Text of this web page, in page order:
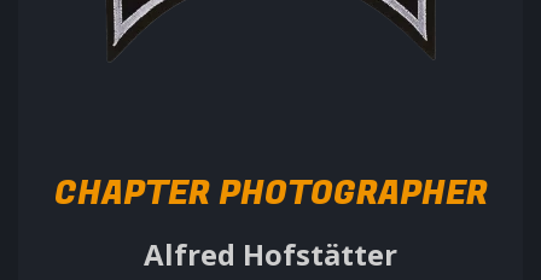
CHAPTER PHOTOGRAPHER
Alfred Hofstätter